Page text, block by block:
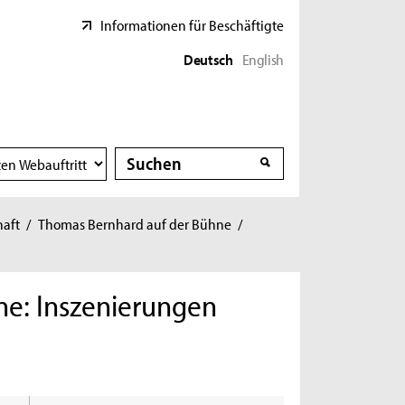
Informationen für Beschäftigte
Deutsch English
Suche
Suche
/ Thomas Bernhard auf der Bühne /
Inszenierungen